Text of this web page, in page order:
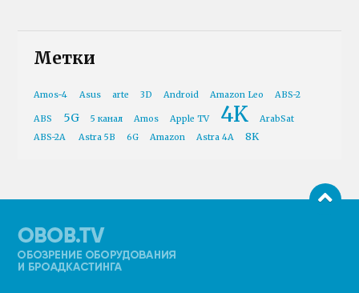
Метки
Amos-4 Asus arte 3D Android Amazon Leo ABS-2
ABS 5G 5 канал Amos Apple TV 4K
ArabSat
ABS-2A
Astra 5B 6G Amazon Astra 4A 8K